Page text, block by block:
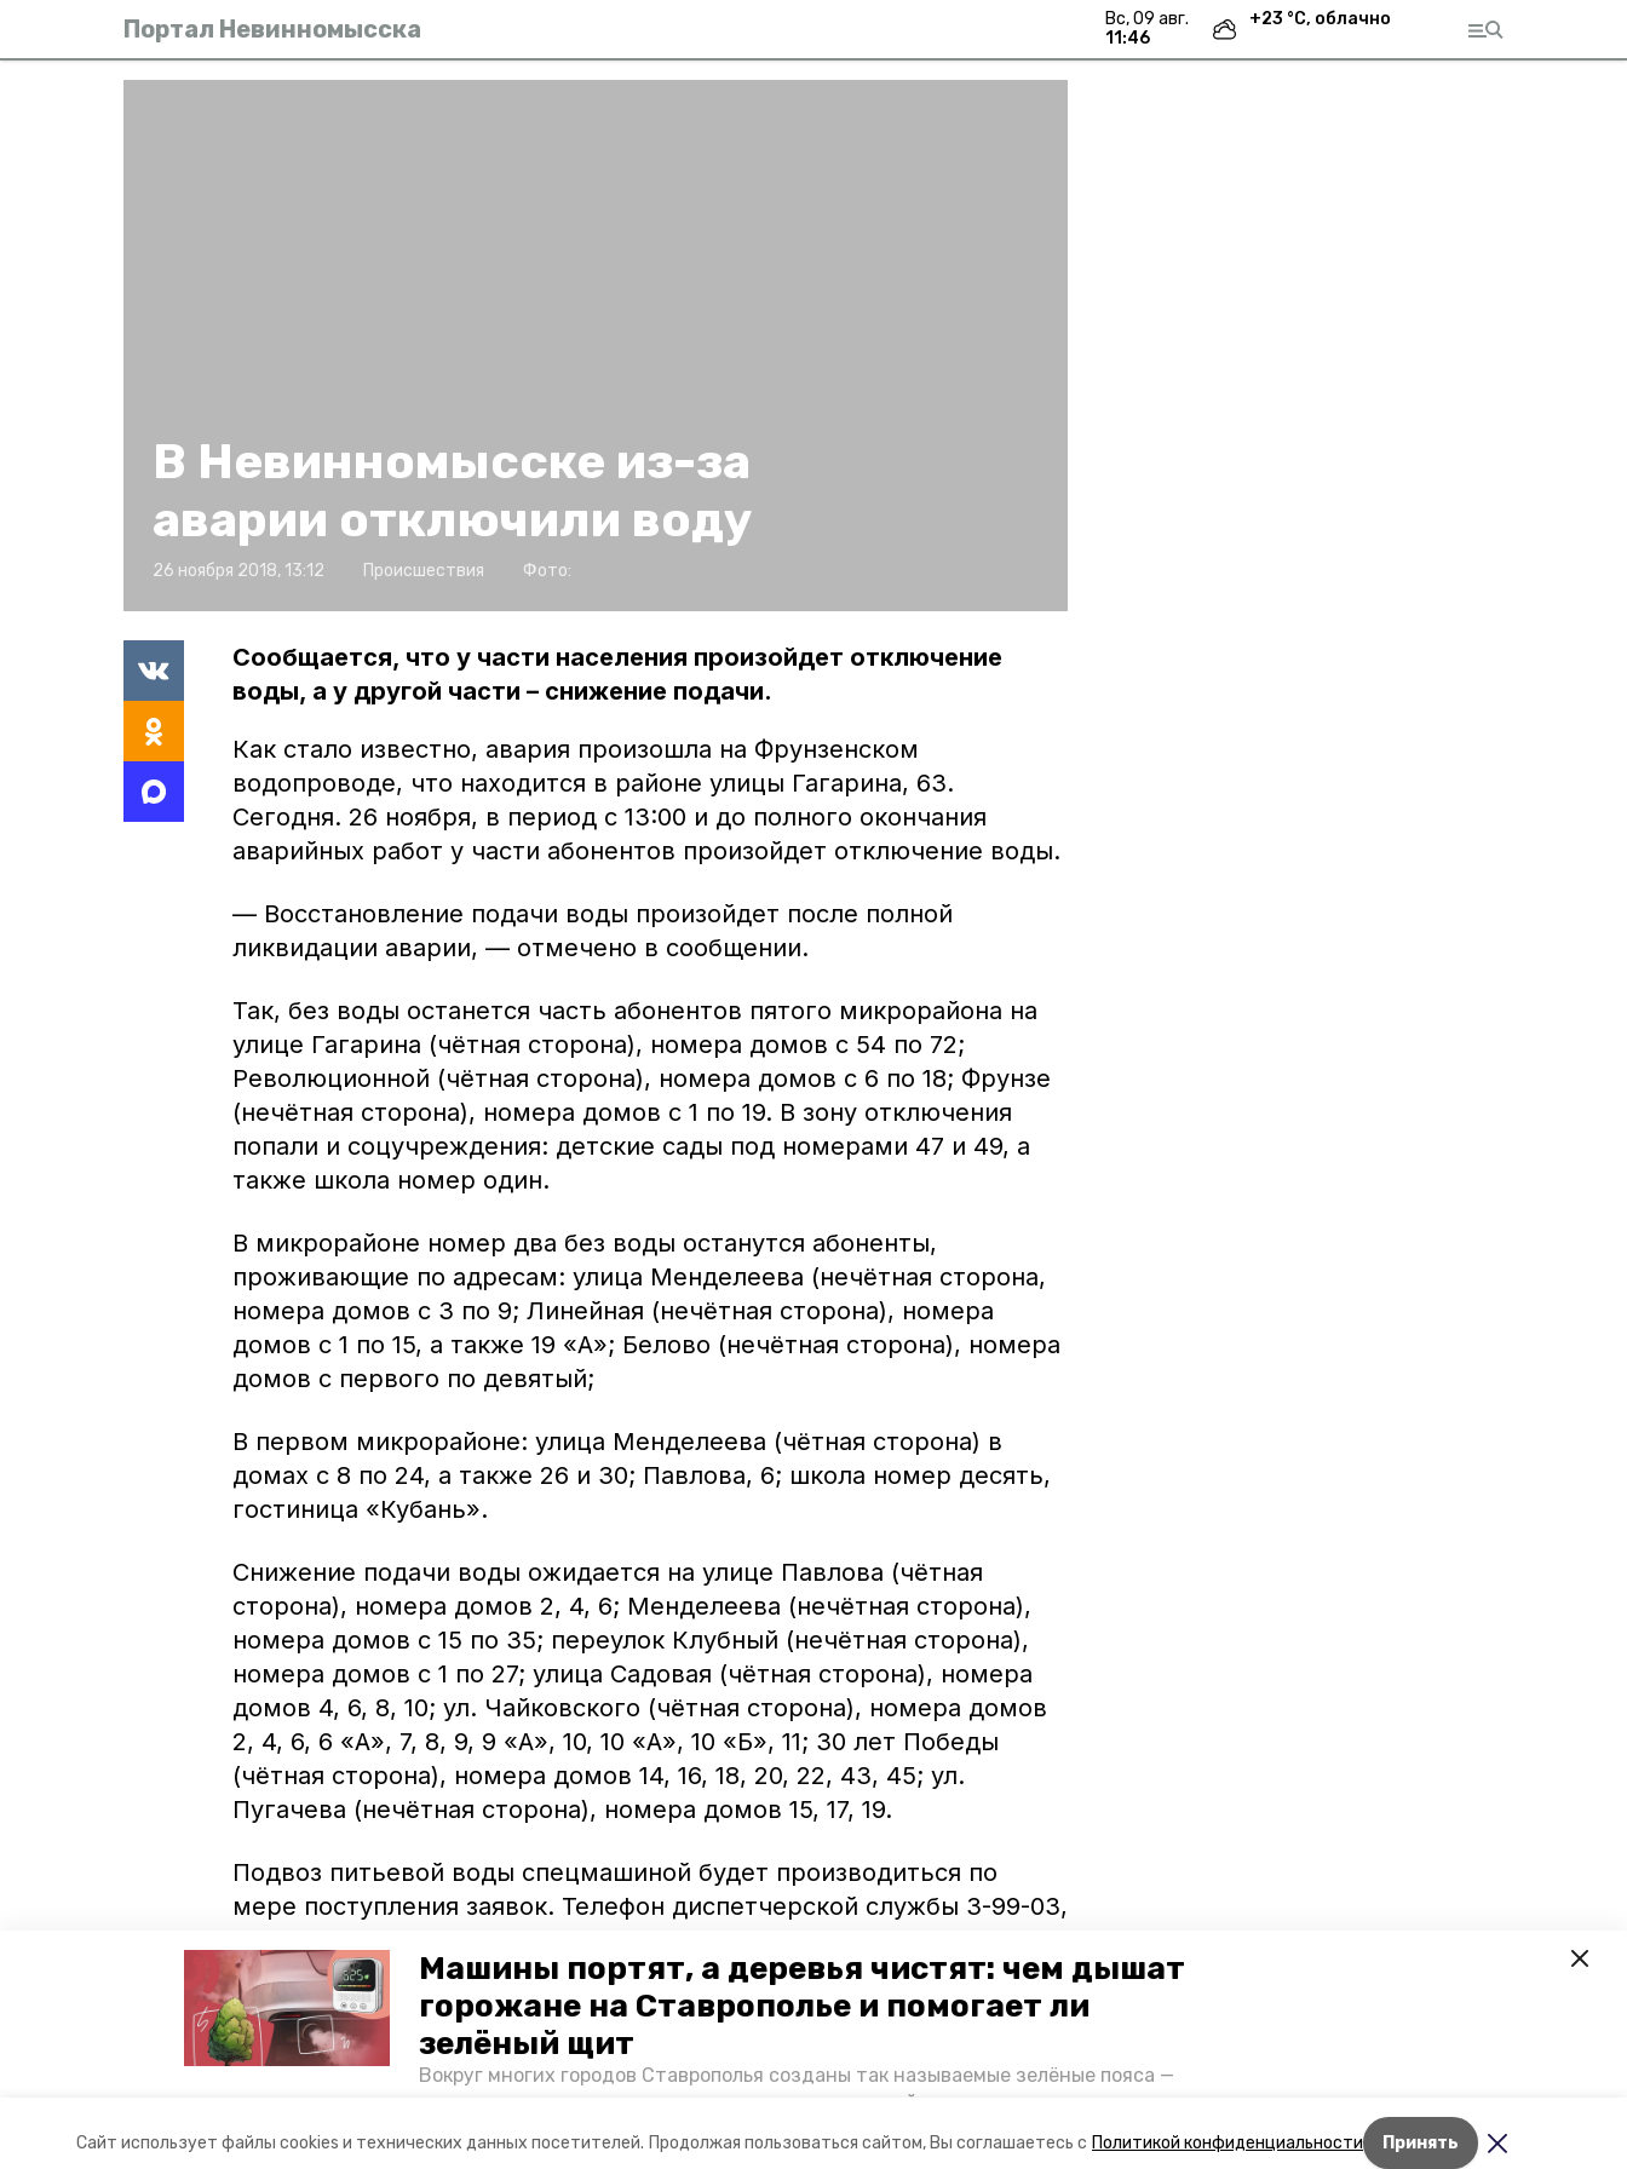
Сайт использует файлы cookies и технических данных посетителей. Продолжая пользоваться сайтом, Вы соглашаетесь с Политикой конфиденциальности Принять
Машины портят, а деревья чистят: чем дышат
горожане на Ставрополье и помогает ли
зелёный щит
Вокруг многих городов Ставрополья созданы так называемые зелёные пояса —
лесопарковые зоны, снижающие негативное воздействие выхлопных газов на
и каким воздухом дышат жители края, узнала корреспондент «Победы26».
Портал Невинномысска
вс, 09 авг.
11:46
+23 °С, облачно
Лента новостей
В Невинномысске из-за
аварии отключили воду
26 ноября 2018, 13:12 Происшествия Фото:
Сообщается, что у части населения произойдет отключение
воды, а у другой части – снижение подачи.
Как стало известно, авария произошла на Фрунзенском
водопроводе, что находится в районе улицы Гагарина, 63.
Сегодня. 26 ноября, в период с 13:00 и до полного окончания
аварийных работ у части абонентов произойдет отключение воды.
— Восстановление подачи воды произойдет после полной
ликвидации аварии, — отмечено в сообщении.
Так, без воды останется часть абонентов пятого микрорайона на
улице Гагарина (чётная сторона), номера домов с 54 по 72;
Революционной (чётная сторона), номера домов с 6 по 18; Фрунзе
(нечётная сторона), номера домов с 1 по 19. В зону отключения
попали и соцучреждения: детские сады под номерами 47 и 49, а
также школа номер один.
В микрорайоне номер два без воды останутся абоненты,
проживающие по адресам: улица Менделеева (нечётная сторона,
номера домов с 3 по 9; Линейная (нечётная сторона), номера
домов с 1 по 15, а также 19 «А»; Белово (нечётная сторона), номера
домов с первого по девятый;
В первом микрорайоне: улица Менделеева (чётная сторона) в
домах с 8 по 24, а также 26 и 30; Павлова, 6; школа номер десять,
гостиница «Кубань».
Снижение подачи воды ожидается на улице Павлова (чётная
сторона), номера домов 2, 4, 6; Менделеева (нечётная сторона),
номера домов с 15 по 35; переулок Клубный (нечётная сторона),
номера домов с 1 по 27; улица Садовая (чётная сторона), номера
домов 4, 6, 8, 10; ул. Чайковского (чётная сторона), номера домов
2, 4, 6, 6 «А», 7, 8, 9, 9 «А», 10, 10 «А», 10 «Б», 11; 30 лет Победы
(чётная сторона), номера домов 14, 16, 18, 20, 22, 43, 45; ул.
Пугачева (нечётная сторона), номера домов 15, 17, 19.
Подвоз питьевой воды спецмашиной будет производиться по
мере поступления заявок. Телефон диспетчерской службы 3-99-03,
Ранее информпортал Невинномысскасообщало приостановлении
подачи электроэнергии. Ремонтные работы проводятся сегодня,
26 ноября.